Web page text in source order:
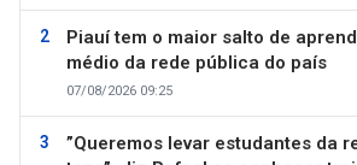
Piauí tem o maior salto de
médio da rede pública do país
07/08/2026 09:25
”Queremos levar estudantes da